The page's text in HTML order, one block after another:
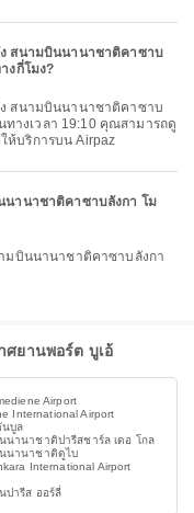
ง สนามบินนานาชาติคาซาบ
งกี่โมง?
ทางเวลา 19:10 คุณสามารถดู
ห้บริการบน Airpaz
นานาชาติคาซาบลังกา โม
ศยานพอร์ต บูเอ้
Airport
International Airport
นบูล
นานาชาติปารีสชาร์ล เดอ โกล
นานาชาติดูไบ
International Airport
ปารีส ออร์ลี่